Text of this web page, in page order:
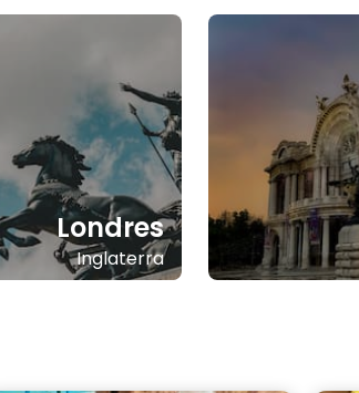
Londres
Inglaterra